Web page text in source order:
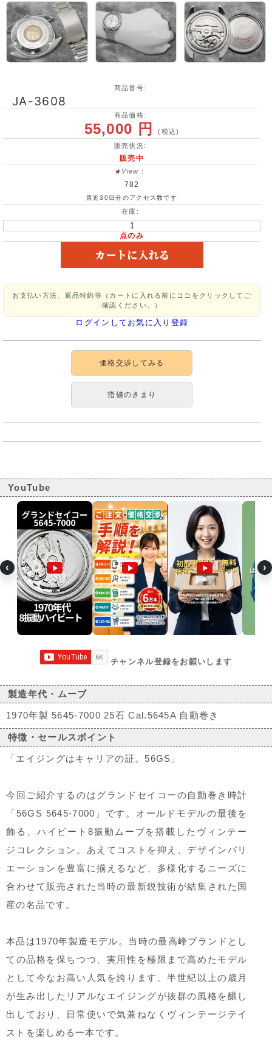
商品番号:
JA-3608
商品価格:
55,000 円(税込)
販売状況:
販売中
★View ：
782
直近30日分のアクセス数です
在庫:
点のみ
お支払い方法、返品特約等（カートに入れる前にココをクリックしてご
確認ください。）
ログインしてお気に入り登録
価格交渉してみる
指値のきまり
YouTube
‹ ›
チャンネル登録をお願いします
製造年代・ムーブ
1970年製 5645-7000 25石 Cal.5645A 自動巻き
特徴・セールスポイント
「エイジングはキャリアの証。56GS」
今回ご紹介するのはグランドセイコーの自動巻き時計
「56GS 5645-7000」です。オールドモデルの最後を
飾る、ハイビート8振動ムーブを搭載したヴィンテー
ジコレクション。あえてコストを抑え、デザインバリ
エーションを豊富に揃えるなど、多様化するニーズに
合わせて販売された当時の最新鋭技術が結集された国
産の名品です。
本品は1970年製造モデル。当時の最高峰ブランドとし
ての品格を保ちつつ、実用性を極限まで高めたモデル
として今なお高い人気を誇ります。半世紀以上の歳月
が生み出したリアルなエイジングが抜群の風格を醸し
出しており、日常使いで気兼ねなくヴィンテージテイ
ストを楽しめる一本です。